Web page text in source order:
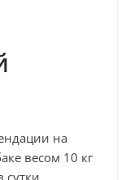
на
весом 10 кг
сутки.